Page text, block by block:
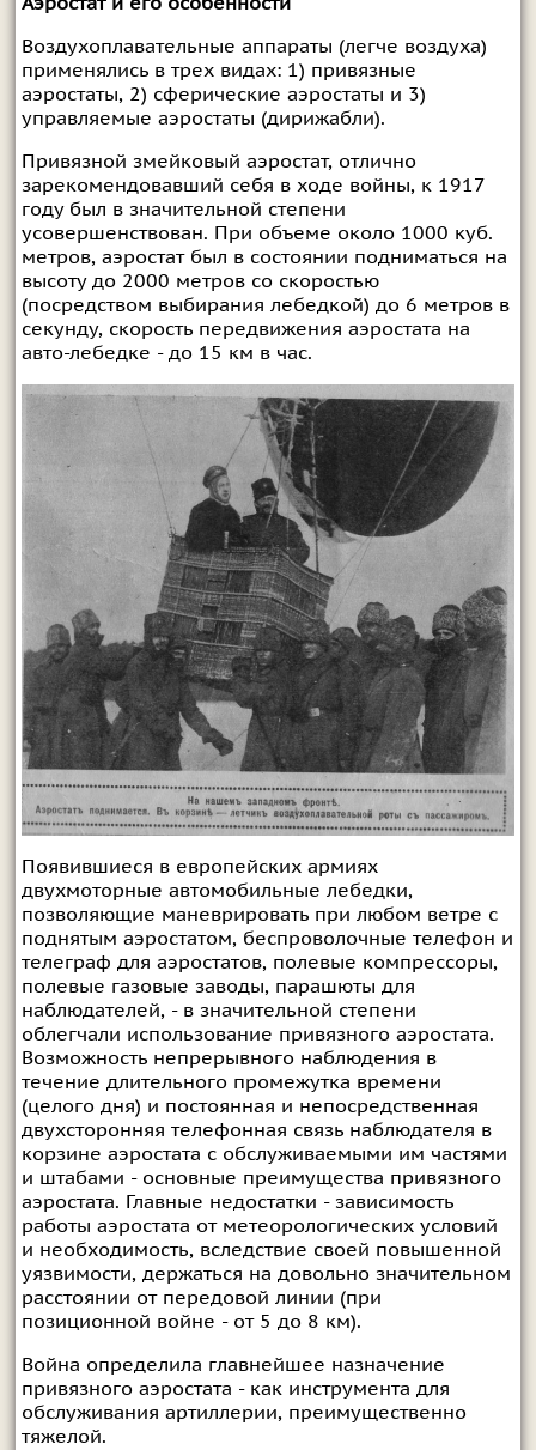
Воздухоплавательные аппараты (легче воздуха)
применялись в трех видах: 1) привязные
аэростаты, 2) сферические аэростаты и 3)
управляемые аэростаты (дирижабли).
Привязной змейковый аэростат, отлично
зарекомендовавший себя в ходе войны, к 1917
году был в значительной степени
усовершенствован. При объеме около 1000 куб.
метров, аэростат был в состоянии подниматься на
высоту до 2000 метров со скоростью
(посредством выбирания лебедкой) до 6 метров в
секунду, скорость передвижения аэростата на
авто-лебедке - до 15 км в час.
Появившиеся в европейских армиях
двухмоторные автомобильные лебедки,
позволяющие маневрировать при любом ветре с
поднятым аэростатом, беспроволочные телефон и
телеграф для аэростатов, полевые компрессоры,
полевые газовые заводы, парашюты для
наблюдателей, - в значительной степени
облегчали использование привязного аэростата.
Возможность непрерывного наблюдения в
течение длительного промежутка времени
(целого дня) и постоянная и непосредственная
двухсторонняя телефонная связь наблюдателя в
корзине аэростата с обслуживаемыми им частями
и штабами - основные преимущества привязного
аэростата. Главные недостатки - зависимость
работы аэростата от метеорологических условий
и необходимость, вследствие своей повышенной
уязвимости, держаться на довольно значительном
расстоянии от передовой линии (при
позиционной войне - от 5 до 8 км).
Война определила главнейшее назначение
привязного аэростата - как инструмента для
обслуживания артиллерии, преимущественно
тяжелой.